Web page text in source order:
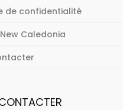
de confidentialité
Caledonia